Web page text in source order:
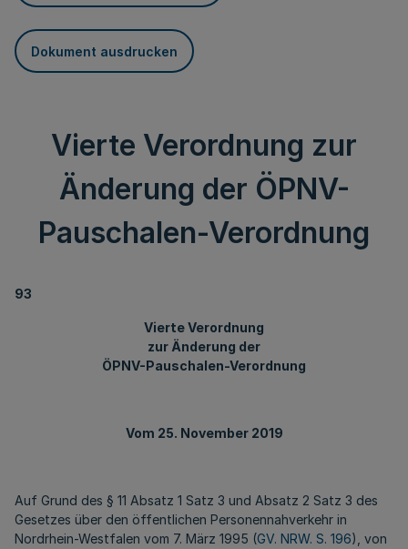
Dokument ausdrucken
Vierte Verordnung zur
Änderung der ÖPNV-
Pauschalen-Verordnung
93
Vierte Verordnung
zur Änderung der
ÖPNV-Pauschalen-Verordnung
Vom 25. November 2019
Auf Grund des § 11 Absatz 1 Satz 3 und Absatz 2 Satz 3 des
Gesetzes über den öffentlichen Personennahverkehr in
Nordrhein-Westfalen vom 7. März 1995 (GV. NRW. S. 196), von